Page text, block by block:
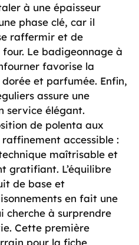
à une épaisseur
phase clé, car il
raffermir et de
Le badigeonnage à
favorise la
et parfumée. Enfin,
assure une
service élégant.
de polenta aux
accessible :
maîtrisable et
gratifiant. L’équilibre
de base et
en fait une
cherche à surprendre
Cette première
pour la fiche